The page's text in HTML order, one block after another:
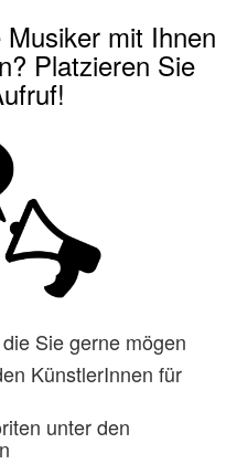
mit Ihnen
Platzieren Sie
Sie gerne mögen
KünstlerInnen für
unter den